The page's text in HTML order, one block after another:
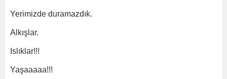
Yerimizde duramazdık.
Alkışlar.
Islıklar!!!
Yaşaaaaa!!!